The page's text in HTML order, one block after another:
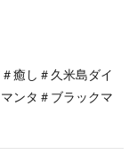
癒し＃久米島ダイ
ンタ＃ブラックマ